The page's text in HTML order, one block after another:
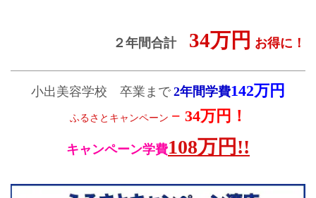
２年間合計 34万円 お得に！
小出美容学校 卒業まで 2年間学費142万円
ふるさとキャンペーン − 34万円！
キャンペーン学費108万円!!